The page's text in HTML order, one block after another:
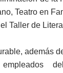
Teatro en
Taller de
además
del